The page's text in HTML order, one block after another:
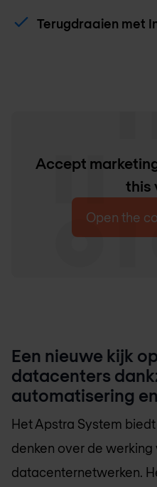
Terugdraaien met
Accept
this
Open the
Een nieuwe kijk
datacenters
automatisering
Het Apstra System
denken over de werking
datacenternetwerken.